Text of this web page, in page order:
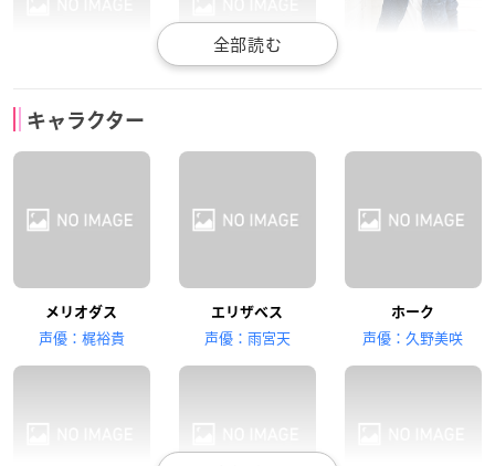
ディアンヌ
髙木裕平
ゴウセル
坂本真綾
マーリン
杉田智和
エスカノール
キャラクター
メリオダス
声優：梶裕貴
エリザベス
声優：雨宮天
ホーク
声優：久野美咲